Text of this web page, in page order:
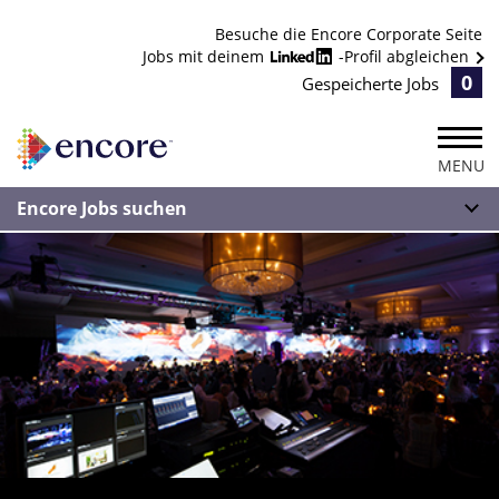
Besuche die Encore Corporate Seite
Jobs mit deinem
-Profil abgleichen
Gespeicherte Jobs 0
MENU
Encore Jobs suchen